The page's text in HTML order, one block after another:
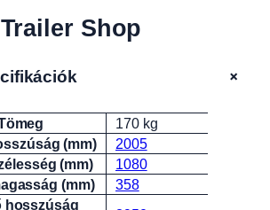
Trailer Shop
+
Érték
170 kg
(mm)
2005
(mm)
1080
(mm)
358
hosszúság